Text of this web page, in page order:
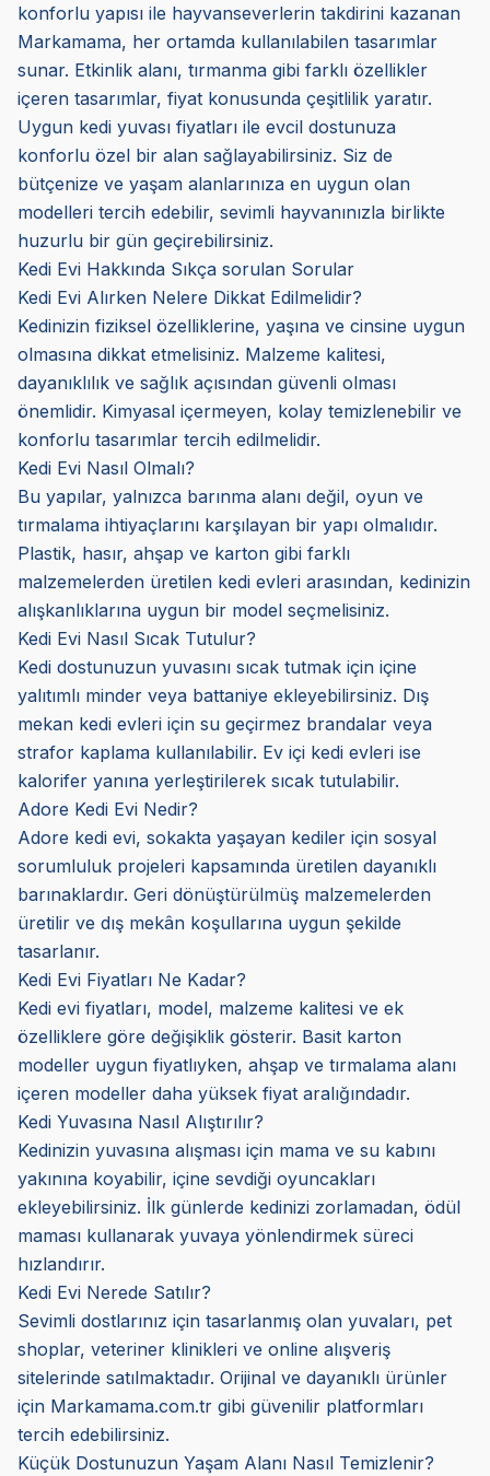
konforlu yapısı ile hayvanseverlerin takdirini kazanan
Markamama, her ortamda kullanılabilen tasarımlar
sunar. Etkinlik alanı, tırmanma gibi farklı özellikler
içeren tasarımlar, fiyat konusunda çeşitlilik yaratır.
Uygun kedi yuvası fiyatları ile evcil dostunuza
konforlu özel bir alan sağlayabilirsiniz. Siz de
bütçenize ve yaşam alanlarınıza en uygun olan
modelleri tercih edebilir, sevimli hayvanınızla birlikte
huzurlu bir gün geçirebilirsiniz.
Kedi Evi Hakkında Sıkça sorulan Sorular
Kedi Evi Alırken Nelere Dikkat Edilmelidir?
Kedinizin fiziksel özelliklerine, yaşına ve cinsine uygun
olmasına dikkat etmelisiniz. Malzeme kalitesi,
dayanıklılık ve sağlık açısından güvenli olması
önemlidir. Kimyasal içermeyen, kolay temizlenebilir ve
konforlu tasarımlar tercih edilmelidir.
Kedi Evi Nasıl Olmalı?
Bu yapılar, yalnızca barınma alanı değil, oyun ve
tırmalama ihtiyaçlarını karşılayan bir yapı olmalıdır.
Plastik, hasır, ahşap ve karton gibi farklı
malzemelerden üretilen kedi evleri arasından, kedinizin
alışkanlıklarına uygun bir model seçmelisiniz.
Kedi Evi Nasıl Sıcak Tutulur?
Kedi dostunuzun yuvasını sıcak tutmak için içine
yalıtımlı minder veya battaniye ekleyebilirsiniz. Dış
mekan kedi evleri için su geçirmez brandalar veya
strafor kaplama kullanılabilir. Ev içi kedi evleri ise
kalorifer yanına yerleştirilerek sıcak tutulabilir.
Adore Kedi Evi Nedir?
Adore kedi evi, sokakta yaşayan kediler için sosyal
sorumluluk projeleri kapsamında üretilen dayanıklı
barınaklardır. Geri dönüştürülmüş malzemelerden
üretilir ve dış mekân koşullarına uygun şekilde
tasarlanır.
Kedi Evi Fiyatları Ne Kadar?
Kedi evi fiyatları, model, malzeme kalitesi ve ek
özelliklere göre değişiklik gösterir. Basit karton
modeller uygun fiyatlıyken, ahşap ve tırmalama alanı
içeren modeller daha yüksek fiyat aralığındadır.
Kedi Yuvasına Nasıl Alıştırılır?
Kedinizin yuvasına alışması için mama ve su kabını
yakınına koyabilir, içine sevdiği oyuncakları
ekleyebilirsiniz. İlk günlerde kedinizi zorlamadan, ödül
maması kullanarak yuvaya yönlendirmek süreci
hızlandırır.
Kedi Evi Nerede Satılır?
Sevimli dostlarınız için tasarlanmış olan yuvaları, pet
shoplar, veteriner klinikleri ve online alışveriş
sitelerinde satılmaktadır. Orijinal ve dayanıklı ürünler
için Markamama.com.tr gibi güvenilir platformları
tercih edebilirsiniz.
Küçük Dostunuzun Yaşam Alanı Nasıl Temizlenir?